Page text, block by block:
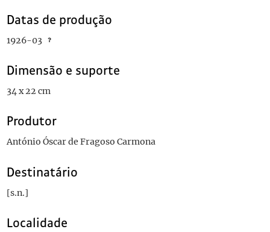
Datas de produção
1926-03
Dimensão e suporte
34 x 22 cm
Produtor
António Óscar de Fragoso Carmona
Destinatário
[s.n.]
Localidade